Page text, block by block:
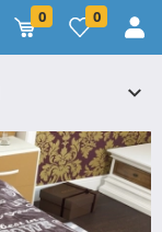
0 0